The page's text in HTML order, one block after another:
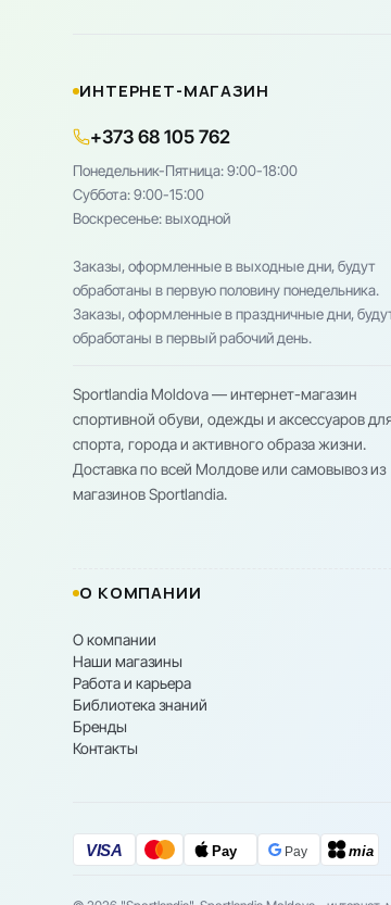
ИНТЕРНЕТ-МАГАЗИН
+373 68 105 762
Понедельник-Пятница: 9:00-18:00
Cуббота: 9:00-15:00
Воскресенье: выходной
Заказы, оформленные в выходные дни, будут
обработаны в первую половину понедельника.
Заказы, оформленные в праздничные дни,
обработаны в первый рабочий день.
Sportlandia Moldova — интернет-магазин
спортивной обуви, одежды и аксессуаров
спорта, города и активного образа жизни.
Доставка по всей Молдове или самовывоз из
магазинов Sportlandia.
О КОМПАНИИ
О компании
Наши магазины
Работа и карьера
Библиотека знаний
Бренды
Контакты
VISA Pay Pay mia